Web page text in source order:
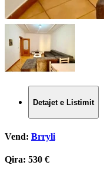
Detajet e Listimit
Vend: Brryli
Qira: 530 €